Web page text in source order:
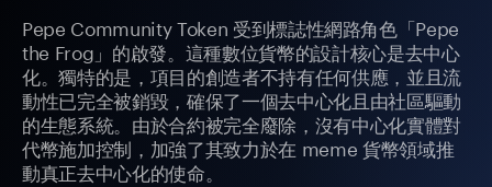
Pepe Community Token 受到標誌性網路角色「Pepe
the Frog」的啟發。這種數位貨幣的設計核心是去中心
化。獨特的是，項目的創造者不持有任何供應，並且流
動性已完全被銷毀，確保了一個去中心化且由社區驅動
的生態系統。由於合約被完全廢除，沒有中心化實體對
代幣施加控制，加強了其致力於在 meme 貨幣領域推
動真正去中心化的使命。